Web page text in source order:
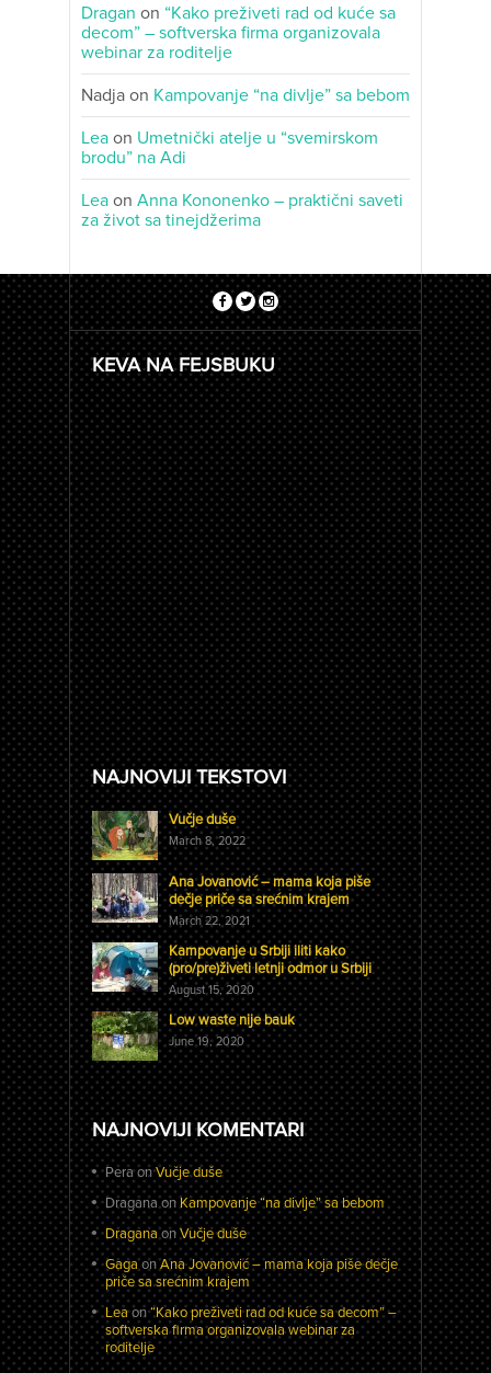
Dragan on “Kako preživeti rad od kuće sa
decom” – softverska firma organizovala
webinar za roditelje
Nadja on Kampovanje “na divlje” sa bebom
Lea on Umetnički atelje u “svemirskom
brodu” na Adi
Lea on Anna Kononenko – praktični saveti
za život sa tinejdžerima
KEVA NA FEJSBUKU
NAJNOVIJI TEKSTOVI
Vučje duše
March 8, 2022
Ana Jovanović – mama koja piše
dečje priče sa srećnim krajem
March 22, 2021
Kampovanje u Srbiji iliti kako
(pro/pre)živeti letnji odmor u Srbiji
August 15, 2020
Low waste nije bauk
June 19, 2020
NAJNOVIJI KOMENTARI
PeraonVučje duše
DraganaonKampovanje “na divlje” sa bebom
DraganaonVučje duše
GagaonAna Jovanović – mama koja piše dečje
priče sa srećnim krajem
Leaon“Kako preživeti rad od kuće sa decom” –
softverska firma organizovala webinar za
roditelje